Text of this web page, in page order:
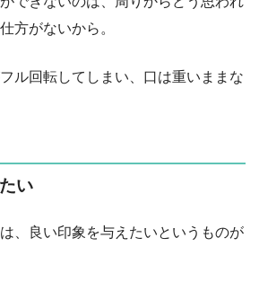
方がないから。
ル回転してしまい、口は重いままな
い
、良い印象を与えたいというものが